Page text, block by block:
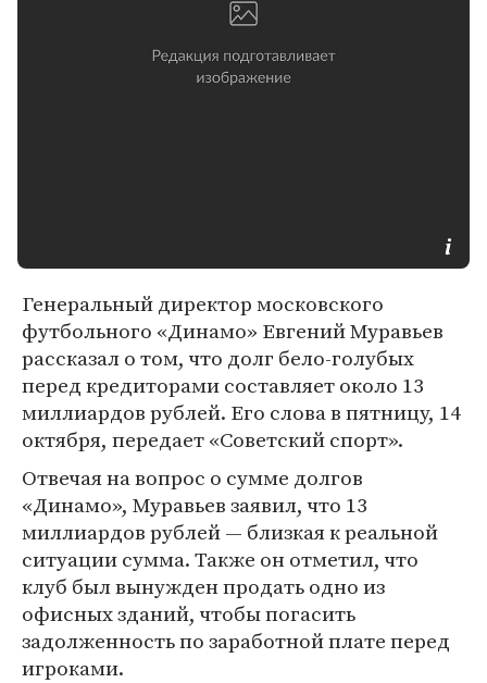
Генеральный директор московского
футбольного «Динамо» Евгений Муравьев
рассказал о том, что долг бело-голубых
перед кредиторами составляет около 13
миллиардов рублей. Его слова в пятницу, 14
октября, передает «Советский спорт».
Отвечая на вопрос о сумме долгов
«Динамо», Муравьев заявил, что 13
миллиардов рублей — близкая к реальной
ситуации сумма. Также он отметил, что
клуб был вынужден продать одно из
офисных зданий, чтобы погасить
задолженность по заработной плате перед
игроками.